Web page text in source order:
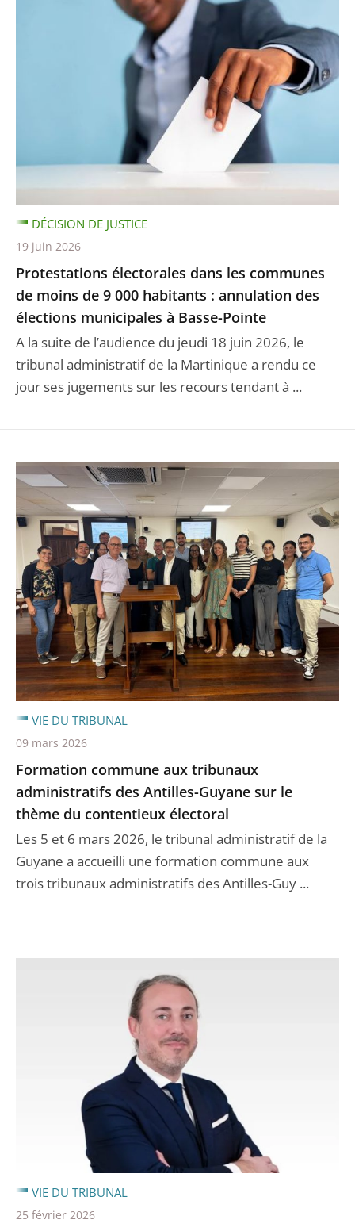
Protestations électorales dans les communes
de moins de 9 000 habitants : annulation des
élections municipales à Basse-Pointe
A la suite de l’audience du jeudi 18 juin 2026, le
tribunal administratif de la Martinique a rendu ce
jour ses jugements sur les recours tendant à ...
DÉCISION DE JUSTICE
19 juin 2026
Formation commune aux tribunaux
administratifs des Antilles-Guyane sur le
thème du contentieux électoral
Les 5 et 6 mars 2026, le tribunal administratif de la
Guyane a accueilli une formation commune aux
trois tribunaux administratifs des Antilles-Guy ...
VIE DU TRIBUNAL
09 mars 2026
VIE DU TRIBUNAL
25 février 2026